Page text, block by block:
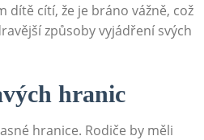
dítě cítí, že je bráno vážně, což
způsoby vyjádření svých
hranic
hranice. Rodiče by měli